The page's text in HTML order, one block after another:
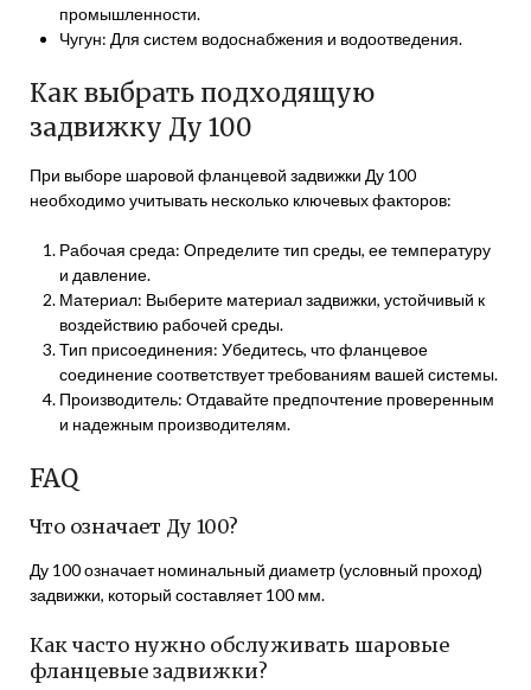
промышленности.
Чугун: Для систем водоснабжения и водоотведения.
Как выбрать подходящую
задвижку Ду 100
При выборе шаровой фланцевой задвижки Ду 100
необходимо учитывать несколько ключевых факторов:
Рабочая среда: Определите тип среды, ее температуру
и давление.
Материал: Выберите материал задвижки, устойчивый к
воздействию рабочей среды.
Тип присоединения: Убедитесь, что фланцевое
соединение соответствует требованиям вашей системы.
Производитель: Отдавайте предпочтение проверенным
и надежным производителям.
FAQ
Что означает Ду 100?
Ду 100 означает номинальный диаметр (условный проход)
задвижки, который составляет 100 мм.
Как часто нужно обслуживать шаровые
фланцевые задвижки?